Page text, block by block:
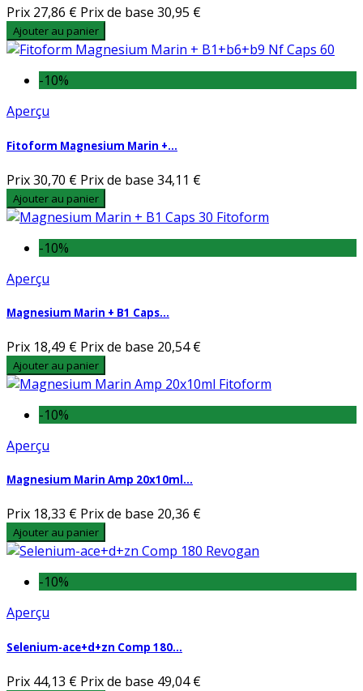
Prix 27,86 € Prix de base 30,95 €
Ajouter au panier
-10%
Aperçu
Fitoform Magnesium Marin +...
Prix30,70 € Prix de base 34,11 €
Ajouter au panier
-10%
Aperçu
Magnesium Marin + B1 Caps...
Prix 18,49 € Prix de base 20,54 €
Ajouter au panier
-10%
Aperçu
Magnesium Marin Amp 20x10ml...
Prix 18,33 € Prix de base 20,36 €
Ajouter au panier
-10%
Aperçu
Selenium-ace+d+zn Comp 180...
Prix 44,13 € Prix de base 49,04 €